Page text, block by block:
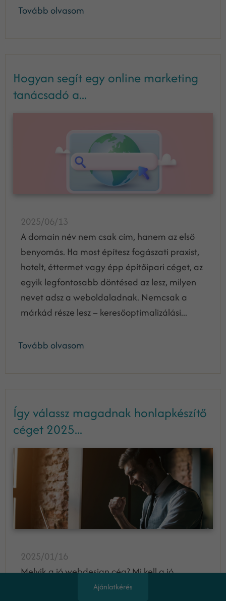
Tovább olvasom
Hogyan segít egy online marketing
tanácsadó a...
2025/06/13
A domain név nem csak cím, hanem az első
benyomás. Ha most építesz fogászati praxist,
hotelt, éttermet vagy épp építőipari céget, az
egyik legfontosabb döntésed az lesz, milyen
nevet adsz a weboldaladnak. Nemcsak a
márkád része lesz – keresőoptimalizálási...
Tovább olvasom
Így válassz magadnak honlapkészítő
céget 2025...
2025/01/16
Melyik a jó webdesign cég? Mi kell a jó
honlapkészítéshez? Segítünk kiválasztani a
Ajánlatkérés